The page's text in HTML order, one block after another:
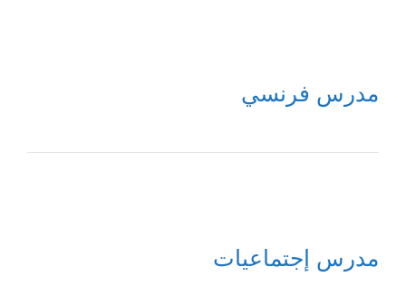
مدرس فرنسي
مدرس إجتماعيات